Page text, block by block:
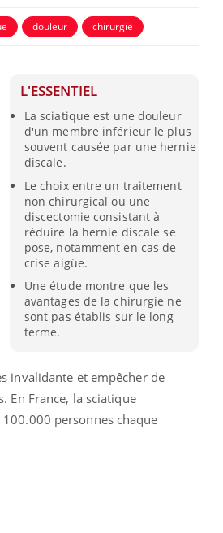
douleur chirurgie
L'ESSENTIEL
La sciatique est une douleur
d'un membre inférieur le plus
souvent causée par une hernie
discale.
Le choix entre un traitement
non chirurgical ou une
discectomie consistant à
réduire la hernie discale se
pose, notamment en cas de
crise aigüe.
Une étude montre que les
avantages de la chirurgie ne
sont pas établis sur le long
terme.
invalidante et empêcher de
En France, la sciatique
personnes chaque